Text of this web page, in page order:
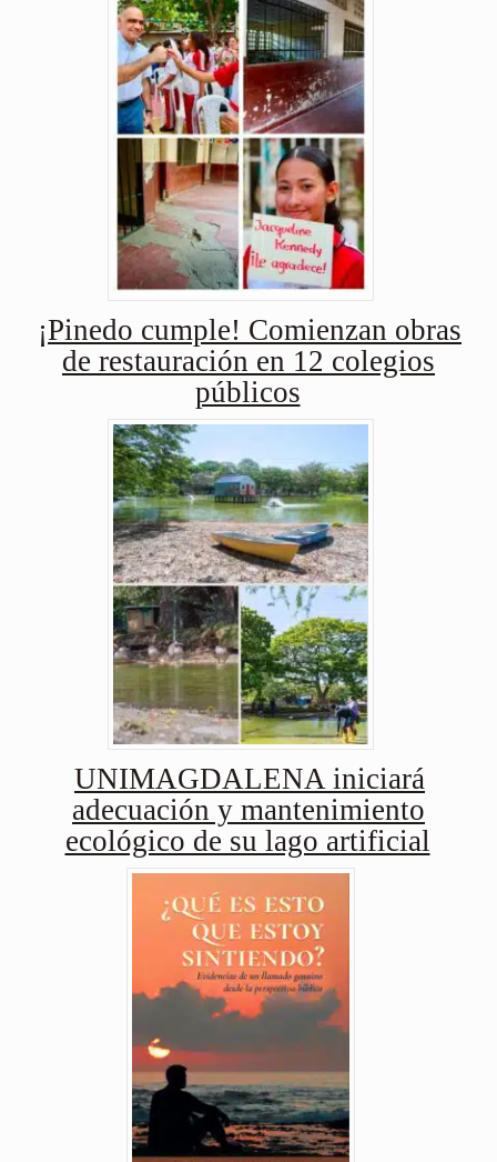
¡Pinedo cumple! Comienzan obras
de restauración en 12 colegios
públicos
UNIMAGDALENA iniciará
adecuación y mantenimiento
ecológico de su lago artificial